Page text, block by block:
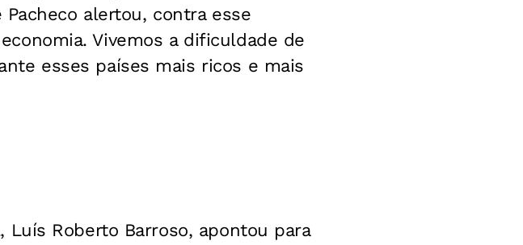
alertou, contra esse
Vivemos a dificuldade de
esses países mais ricos e mais
Roberto Barroso, apontou para